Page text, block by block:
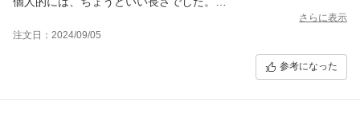
バックルの色が女性的な様に感じます。
もしくは、バックルのカラーが選べるとありがたいです。
さらに表示
注文日：2024/09/05
参考になった